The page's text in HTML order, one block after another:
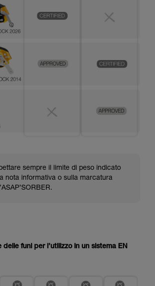
sempre il limite di peso indicato
nota informativa o sulla marcatura
funi per l’utilizzo in un sistema EN